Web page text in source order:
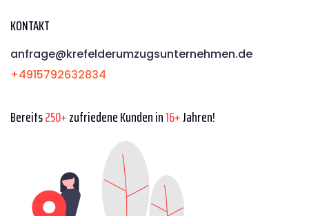
KONTAKT
anfrage@krefelderumzugsunternehmen.de
+4915792632834
Bereits250+zufriedene Kunden in16+Jahren!